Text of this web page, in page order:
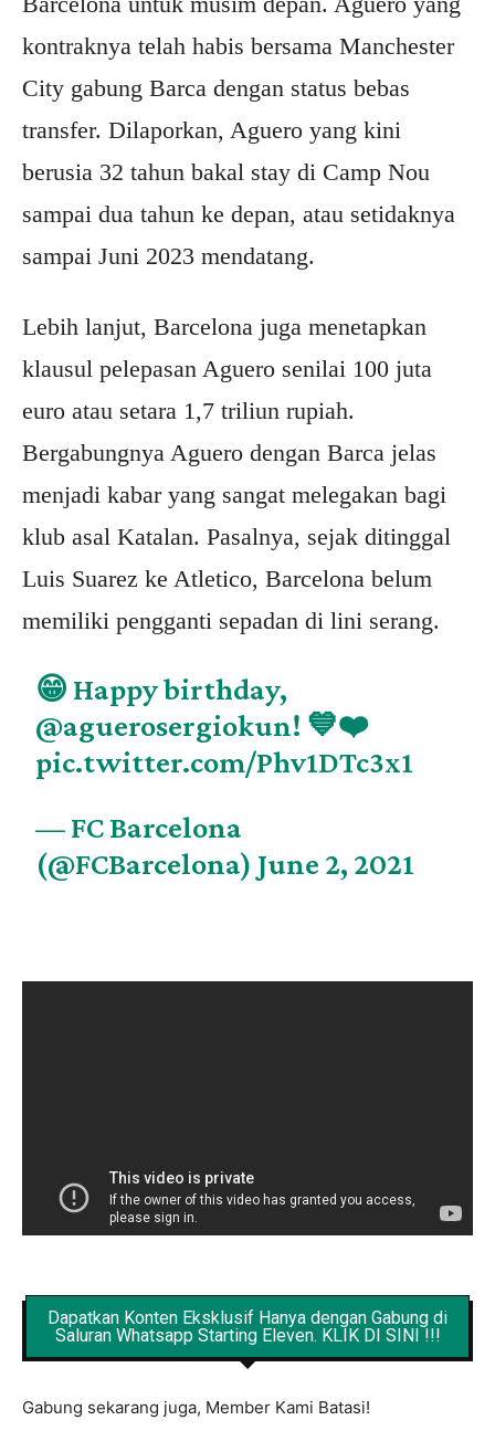
kontraknya telah habis bersama Manchester
City gabung Barca dengan status bebas
transfer. Dilaporkan, Aguero yang kini
berusia 32 tahun bakal stay di Camp Nou
sampai dua tahun ke depan, atau setidaknya
sampai Juni 2023 mendatang.
Lebih lanjut, Barcelona juga menetapkan
klausul pelepasan Aguero senilai 100 juta
euro atau setara 1,7 triliun rupiah.
Bergabungnya Aguero dengan Barca jelas
menjadi kabar yang sangat melegakan bagi
klub asal Katalan. Pasalnya, sejak ditinggal
Luis Suarez ke Atletico, Barcelona belum
memiliki pengganti sepadan di lini serang.
😁 Happy birthday,
@aguerosergiokun! 💙❤️
pic.twitter.com/Phv1DTc3x1
— FC Barcelona
(@FCBarcelona) June 2, 2021
Dapatkan Konten Eksklusif Hanya dengan Gabung di
Saluran Whatsapp Starting Eleven. KLIK DI SINI !!!
Gabung sekarang juga, Member Kami Batasi!